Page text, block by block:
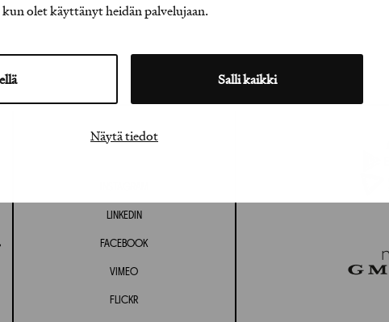
kun olet käyttänyt heidän palvelujaan.
Salli kaikki
Näytä tiedot
LINKEDIN
FACEBOOK
VIMEO
FLICKR